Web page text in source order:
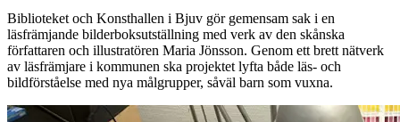
Biblioteket och Konsthallen i Bjuv gör gemensam sak i en
läsfrämjande bilderboksutställning med verk av den skånska
författaren och illustratören Maria Jönsson. Genom ett brett nätverk
av läsfrämjare i kommunen ska projektet lyfta både läs- och
bildförståelse med nya målgrupper, såväl barn som vuxna.